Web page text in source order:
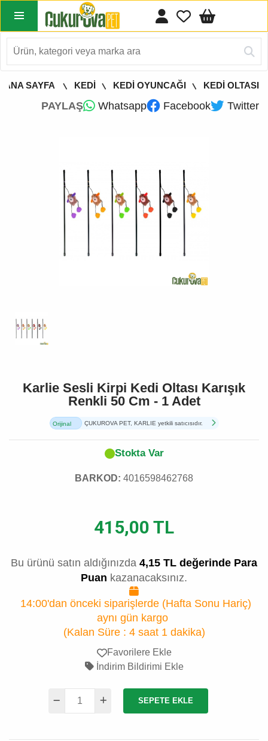
ANA SAYFA KEDİ KEDİ OYUNCAĞI KEDİ OLTASI
PAYLAŞ Whatsapp Facebook Twitter
Karlie Sesli Kirpi Kedi Oltası Karışık
Renkli 50 Cm - 1 Adet
Orijinal
ÇUKUROVA PET, KARLIE yetkili satıcısıdır.
Stokta Var
BARKOD: 4016598462768
415,00 TL
Bu ürünü satın aldığınızda 4,15 TL değerinde Para
Puan kazanacaksınız.
14:00'dan önceki siparişlerde (Hafta Sonu Hariç)
aynı gün kargo
(Kalan Süre : 4 saat 1 dakika)
Favorilere Ekle
İndirim Bildirimi Ekle
SEPETE EKLE